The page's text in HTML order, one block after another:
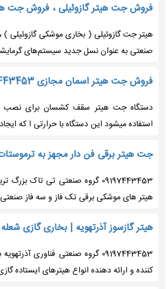
فروش جت هیتر گازوئیلی ، فروش جت
هیتر جت گازوئیلی ( بخاری موشکی گازوئیلی
صنعتی به عنوان نسل جدید سیستم‌های
فروش جت هیتر اسمان مجازی 09197443453
دستگاه جت هیتر سقف کشسان برای
استفاده میشود این دستگاه با حرارتی ا که
جت هیتر برقی فن دار مجهز به
09197443453 گروه صنعتی تی تاک
هیتر های موشکی برقی تک فاز و سه فاز
هیتر گازسوز آذرتهویه | بخاری گازی
09197443453 گروه صنعتی فناوری
کننده و ارائه دهنده انواع هیترهای ایستاده